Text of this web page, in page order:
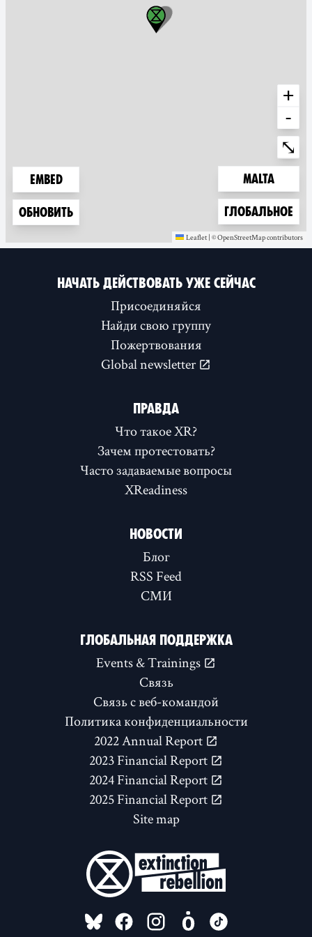
Embed
Обновить
+
-
⤡
Zoom to
Malta
Zoom to
Глобальное
Leaflet | ©OpenStreetMap
(new window) contributors
(new window)
НАЧАТЬ ДЕЙСТВОВАТЬ УЖЕ СЕЙЧАС
Присоединяйся
Найди свою группу
Пожертвования
Global newsletter
ПРАВДА
Что такое XR?
Зачем протестовать?
Часто задаваемые вопросы
XReadiness
НОВОСТИ
Блог
RSS Feed
СМИ
ГЛОБАЛЬНАЯ ПОДДЕРЖКА
Events & Trainings
Связь
Связь с веб-командой
Политика конфиденциальности
2022 Annual Report
2023 Financial Report
2024 Financial Report
2025 Financial Report
Site map
FOLLOW US ON